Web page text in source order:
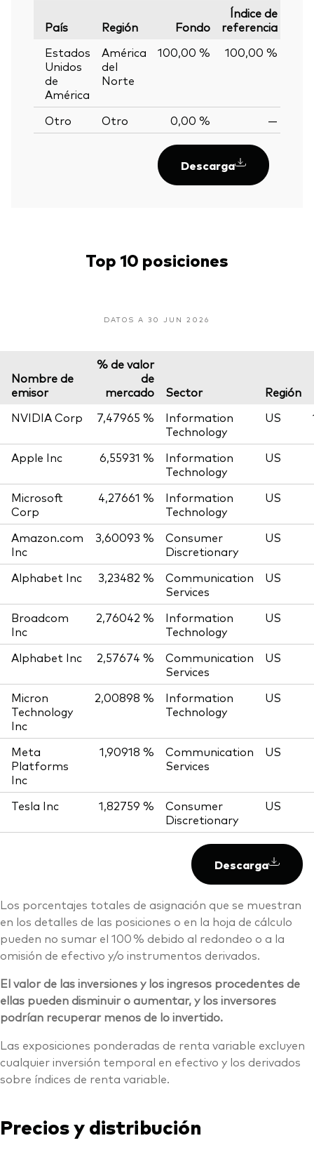
País Región Fondo
Índice de
referencia
Estados
Unidos
de
América
América
del
Norte
100,00 % 100,00 %
Otro Otro 0,00 % —
Descarga
Top 10 posiciones
DATOS A 30 JUN 2026
Nombre de
emisor
% de valor
de
mercado
Sector
Región
NVIDIA Corp
7,47965 %
Information
Technology
US
Apple Inc 6,55931 %
Information
Technology
US
Microsoft
Corp
4,27661 %
Information
Technology
US
Amazon.com
Inc
3,60093 %
Consumer
Discretionary
US
Alphabet Inc 3,23482 %
Communication
Services
US
Broadcom
Inc
2,76042 %
Information
Technology
US
Alphabet Inc 2,57674 %
Communication
Services
US
Micron
Technology
Inc
2,00898 %
Information
Technology
US
Meta
Platforms
Inc
1,90918 %
Communication
Services
US
Tesla Inc 1,82759 %
Consumer
Discretionary
US
Descarga
Los porcentajes totales de asignación que se muestran
en los detalles de las posiciones o en la hoja de cálculo
pueden no sumar el 100 % debido al redondeo o a la
omisión de efectivo y/o instrumentos derivados.
El valor de las inversiones y los ingresos procedentes de
ellas pueden disminuir o aumentar, y los inversores
podrían recuperar menos de lo invertido.
Las exposiciones ponderadas de renta variable excluyen
cualquier inversión temporal en efectivo y los derivados
sobre índices de renta variable.
Precios y distribución